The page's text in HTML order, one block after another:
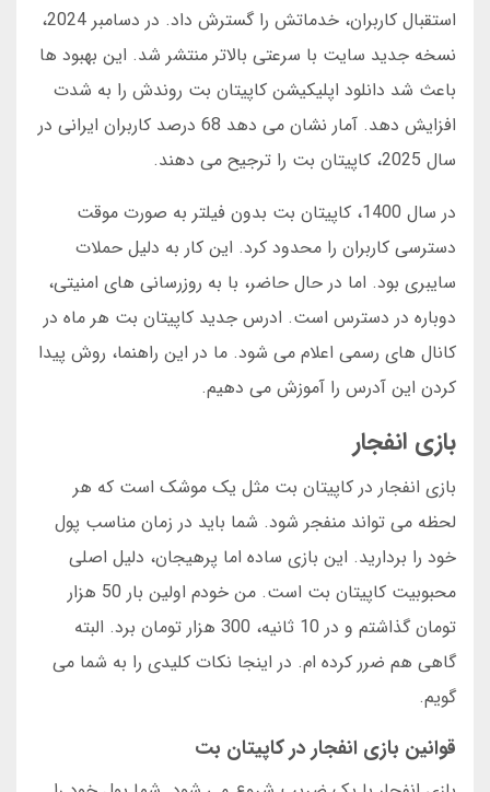
استقبال کاربران، خدماتش را گسترش داد. در دسامبر 2024،
نسخه جدید سایت با سرعتی بالاتر منتشر شد. این بهبود ها
باعث شد دانلود اپلیکیشن کاپیتان بت روندش را به شدت
افزایش دهد. آمار نشان می دهد 68 درصد کاربران ایرانی در
سال 2025، کاپیتان بت را ترجیح می دهند.
در سال 1400، کاپیتان بت بدون فیلتر به صورت موقت
دسترسی کاربران را محدود کرد. این کار به دلیل حملات
سایبری بود. اما در حال حاضر، با به روزرسانی های امنیتی،
دوباره در دسترس است. ادرس جدید کاپیتان بت هر ماه در
کانال های رسمی اعلام می شود. ما در این راهنما، روش پیدا
کردن این آدرس را آموزش می دهیم.
بازی انفجار
بازی انفجار در کاپیتان بت مثل یک موشک است که هر
لحظه می تواند منفجر شود. شما باید در زمان مناسب پول
خود را بردارید. این بازی ساده اما پرهیجان، دلیل اصلی
محبوبیت کاپیتان بت است. من خودم اولین بار 50 هزار
تومان گذاشتم و در 10 ثانیه، 300 هزار تومان برد. البته
گاهی هم ضرر کرده ام. در اینجا نکات کلیدی را به شما می
گویم.
قوانین بازی انفجار در کاپیتان بت